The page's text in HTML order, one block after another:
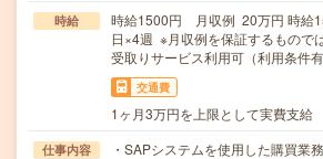
時給
時給1500円 月収例 20万円 時給
日×4週 ※月収例を保証するもので
受取りサービス利用可（利用条件有
交通費
1ヶ月3万円を上限として実費支給
仕事内容 ・SAPシステムを使用した購買業